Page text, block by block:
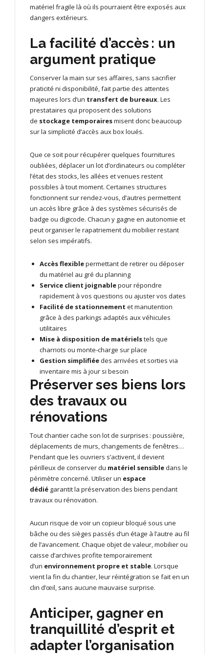
matériel fragile là où ils pourraient être exposés aux
dangers extérieurs.
La facilité d’accès : un
argument pratique
Conserver la main sur ses affaires, sans sacrifier
praticité ni disponibilité, fait partie des attentes
majeures lors d’un transfert de bureaux. Les
prestataires qui proposent des solutions
de stockage temporairesmisent donc beaucoup
sur la simplicité d’accès aux box loués.
Que ce soit pour récupérer quelques fournitures
oubliées, déplacer un lot d’ordinateurs ou compléter
l’état des stocks, les allées et venues restent
possibles à tout moment. Certaines structures
fonctionnent sur rendez-vous, d’autres permettent
un accès libre grâce à des systèmes sécurisés de
badge ou digicode. Chacun y gagne en autonomie et
peut organiser le rapatriement du mobilier restant
selon ses impératifs.
Accès flexiblepermettant de retirer ou déposer
du matériel au gré du planning
Service client joignablepour répondre
rapidement à vos questions ou ajuster vos dates
Facilité de stationnement et manutention
grâce à des parkings adaptés aux véhicules
utilitaires
Mise à disposition de matérielstels que
charriots ou monte-charge sur place
Gestion simplifiéedes arrivées et sorties via
inventaire mis à jour si besoin
Préserver ses biens lors
des travaux ou
rénovations
Tout chantier cache son lot de surprises : poussière,
déplacements de murs, changements de fenêtres…
Pendant que les ouvriers s’activent, il devient
périlleux de conserver du matériel sensibledans le
périmètre concerné. Utiliser un espace
dédié garantit la préservation des biens pendant
travaux ou rénovation.
Aucun risque de voir un copieur bloqué sous une
bâche ou des sièges passés d’un étage à l’autre au fil
de l’avancement. Chaque objet de valeur, mobilier ou
caisse d’archives profite temporairement
d’un environnement propre et stable. Lorsque
vient la fin du chantier, leur réintégration se fait en un
clin d’œil, sans aucune mauvaise surprise.
Anticiper, gagner en
tranquillité d’esprit et
adapter l’organisation